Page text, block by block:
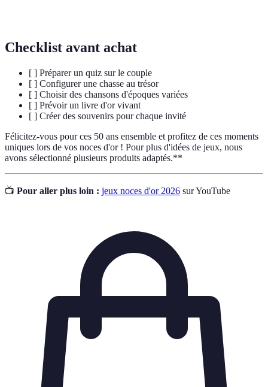
Checklist avant achat
[ ] Préparer un quiz sur le couple
[ ] Configurer une chasse au trésor
[ ] Choisir des chansons d'époques variées
[ ] Prévoir un livre d'or vivant
[ ] Créer des souvenirs pour chaque invité
Félicitez-vous pour ces 50 ans ensemble et profitez de ces moments
uniques lors de vos noces d'or ! Pour plus d'idées de jeux, nous
avons sélectionné plusieurs produits adaptés.**
📺 Pour aller plus loin : jeux noces d'or 2026 sur YouTube